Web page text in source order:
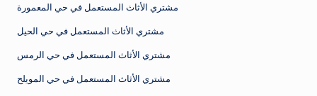
مشتري الأثاث المستعمل في حي المعمورة
مشتري الأثاث المستعمل في حي الحيل
مشتري الأثاث المستعمل في حي الرمس
مشتري الأثاث المستعمل في حي المويلح